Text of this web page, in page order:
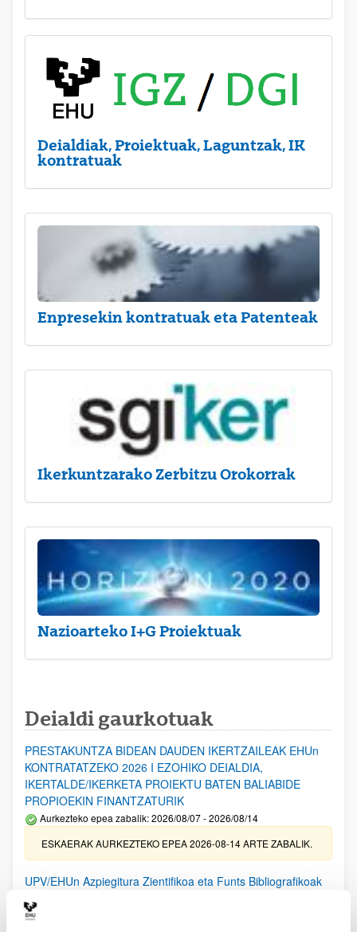
Deialdiak, Proiektuak, Laguntzak, IK
kontratuak
Enpresekin kontratuak eta Patenteak
Ikerkuntzarako Zerbitzu Orokorrak
Nazioarteko I+G Proiektuak
Deialdi gaurkotuak
PRESTAKUNTZA BIDEAN DAUDEN IKERTZAILEAK EHUn
KONTRATATZEKO 2026 I EZOHIKO DEIALDIA,
IKERTALDE/IKERKETA PROIEKTU BATEN BALIABIDE
PROPIOEKIN FINANTZATURIK
Aurkezteko epea zabalik: 2026/08/07 - 2026/08/14
ESKAERAK AURKEZTEKO EPEA 2026-08-14 ARTE ZABALIK.
UPV/EHUn Azpiegitura Zientifikoa eta Funts Bibliografikoak